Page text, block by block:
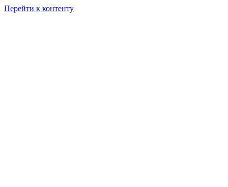
Перейти к контенту